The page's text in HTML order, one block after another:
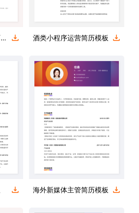
口含膜研发工程师简历模板 酒类小程序运营简历模板
海外新媒体主管简历模板